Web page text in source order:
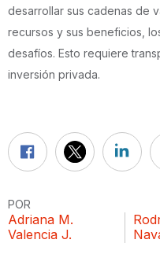
desarrollar sus cadenas de
recursos y sus beneficios,
desafíos. Esto requiere
inversión privada.
POR
Adriana M.
Valencia J.